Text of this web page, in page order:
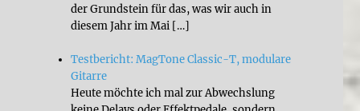
der Grundstein für das, was wir auch in
diesem Jahr im Mai […]
Testbericht: MagTone Classic-T, modulare
Gitarre
Heute möchte ich mal zur Abwechslung